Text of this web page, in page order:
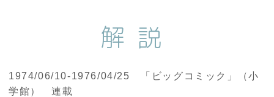
解説
1974/06/10-1976/04/25 「ビッグコミック」（小
学館） 連載